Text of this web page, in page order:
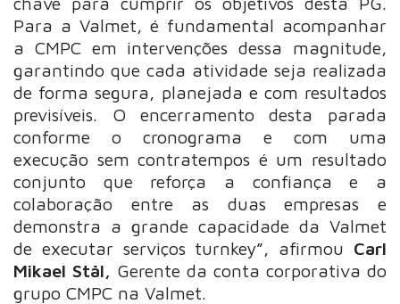
Para a Valmet, é fundamental acompanhar
a CMPC em intervenções dessa magnitude,
garantindo que cada atividade seja realizada
de forma segura, planejada e com resultados
previsíveis. O encerramento desta parada
conforme o cronograma e com uma
execução sem contratempos é um resultado
conjunto que reforça a confiança e a
colaboração entre as duas empresas e
demonstra a grande capacidade da Valmet
de executar serviços turnkey”, afirmou Carl
Mikael Stål, Gerente da conta corporativa do
grupo CMPC na Valmet.